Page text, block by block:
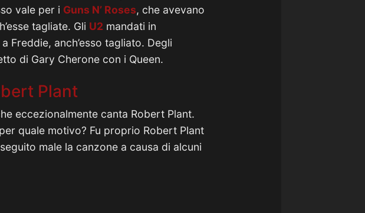
vale per i Guns N’ Roses, che avevano
tagliate. Gli U2 mandati in
Freddie, anch’esso tagliato. Degli
di Gary Cherone con i Queen.
Plant
eccezionalmente canta Robert Plant.
quale motivo? Fu proprio Robert Plant
male la canzone a causa di alcuni